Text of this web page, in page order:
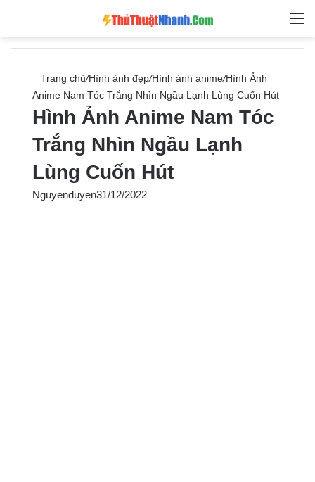
Tìm
Trang chủ/Hình ảnh đẹp/Hình ảnh anime/Hình Ảnh
Anime Nam Tóc Trắng Nhìn Ngầu Lạnh Lùng Cuốn Hút
Hình Ảnh Anime Nam Tóc
Trắng Nhìn Ngầu Lạnh
Lùng Cuốn Hút
Nguyenduyen31/12/2022